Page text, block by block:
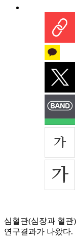
심혈관(심장과 혈관
연구결과가 나왔다.